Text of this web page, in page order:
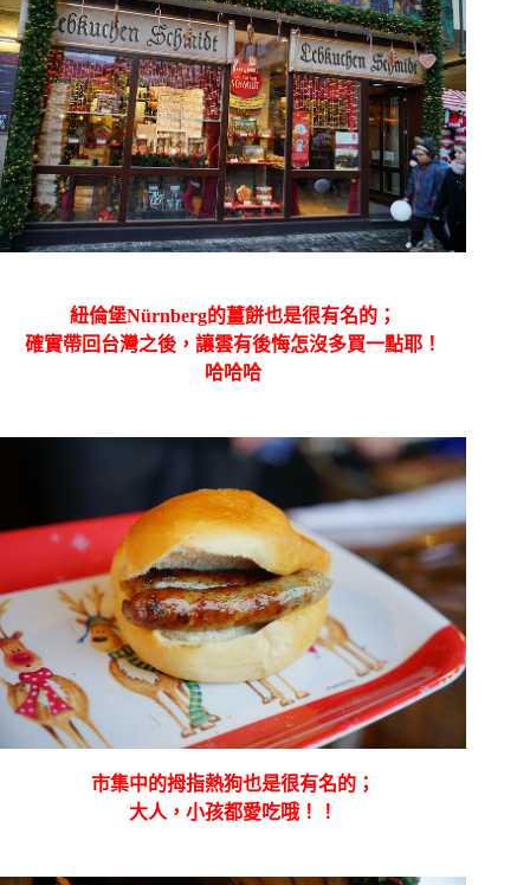
紐倫堡Nürnberg的薑餅也是很有名的；
確實帶回台灣之後，讓雲有後悔怎沒多買一點耶！
哈哈哈
市集中的拇指熱狗也是很有名的；
大人，小孩都愛吃哦！！